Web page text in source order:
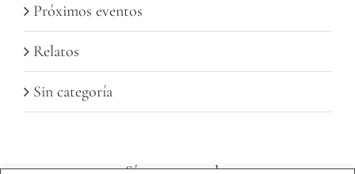
Próximos eventos
Relatos
Sin categoría